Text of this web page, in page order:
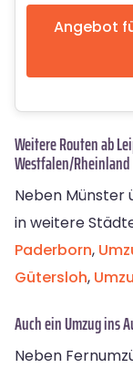
Angebot
Weitere Routen ab
Westfalen/Rheinland
Neben Münster
in weitere
Paderborn,
Gütersloh,
Auch ein Umzug ins
Neben